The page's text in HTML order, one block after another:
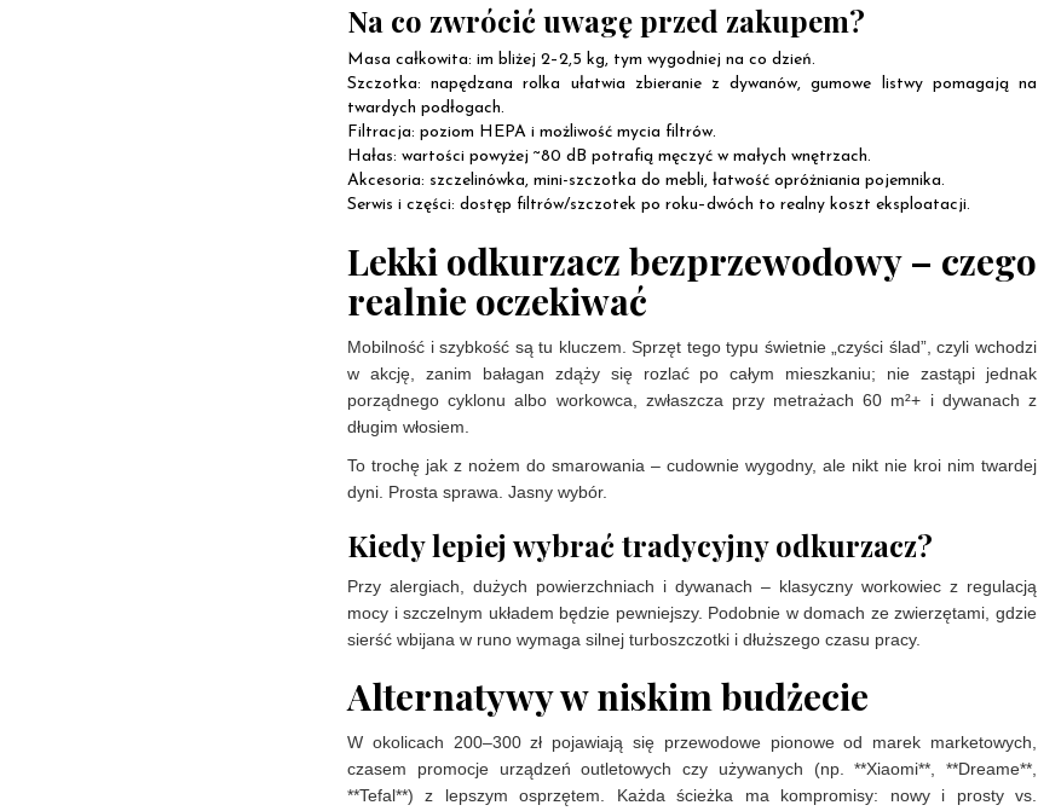
Na co zwrócić uwagę przed zakupem?
Masa całkowita: im bliżej 2–2,5 kg, tym wygodniej na co dzień.
Szczotka: napędzana rolka ułatwia zbieranie z dywanów, gumowe listwy pomagają na
twardych podłogach.
Filtracja: poziom HEPA i możliwość mycia filtrów.
Hałas: wartości powyżej ~80 dB potrafią męczyć w małych wnętrzach.
Akcesoria: szczelinówka, mini-szczotka do mebli, łatwość opróżniania pojemnika.
Serwis i części: dostęp filtrów/szczotek po roku–dwóch to realny koszt eksploatacji.
Lekki odkurzacz bezprzewodowy – czego
realnie oczekiwać
Mobilność i szybkość są tu kluczem. Sprzęt tego typu świetnie „czyści ślad”, czyli wchodzi
w akcję, zanim bałagan zdąży się rozlać po całym mieszkaniu; nie zastąpi jednak
porządnego cyklonu albo workowca, zwłaszcza przy metrażach 60 m²+ i dywanach z
długim włosiem.
To trochę jak z nożem do smarowania – cudownie wygodny, ale nikt nie kroi nim twardej
dyni. Prosta sprawa. Jasny wybór.
Kiedy lepiej wybrać tradycyjny odkurzacz?
Przy alergiach, dużych powierzchniach i dywanach – klasyczny workowiec z regulacją
mocy i szczelnym układem będzie pewniejszy. Podobnie w domach ze zwierzętami, gdzie
sierść wbijana w runo wymaga silnej turboszczotki i dłuższego czasu pracy.
Alternatywy w niskim budżecie
W okolicach 200–300 zł pojawiają się przewodowe pionowe od marek marketowych,
czasem promocje urządzeń outletowych czy używanych (np. **Xiaomi**, **Dreame**,
**Tefal**) z lepszym osprzętem. Każda ścieżka ma kompromisy: nowy i prosty vs.